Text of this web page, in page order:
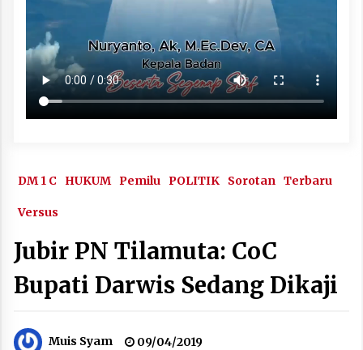
DM 1 C HUKUM Pemilu POLITIK Sorotan Terbaru
Versus
Jubir PN Tilamuta: CoC
Bupati Darwis Sedang Dikaji
Muis Syam 09/04/2019